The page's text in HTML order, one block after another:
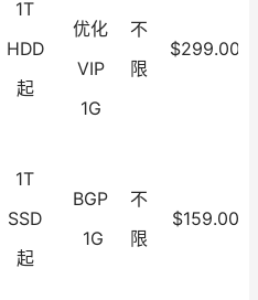
1T
HDD
起
优化
VIP
1G
不
限
$299.00
1T
SSD
起
BGP
1G
不
限
$159.00